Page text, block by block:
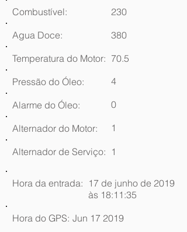
Combustível:
230
Agua Doce:
380
Temperatura do Motor: 70.5
Pressão do Óleo:
4
Alarme do Óleo: 0
Alternador do Motor: 1
Alternador de Serviço: 1
Hora da entrada: 17 de junho de 2019
às 18:11:35
Hora do GPS: Jun 17 2019